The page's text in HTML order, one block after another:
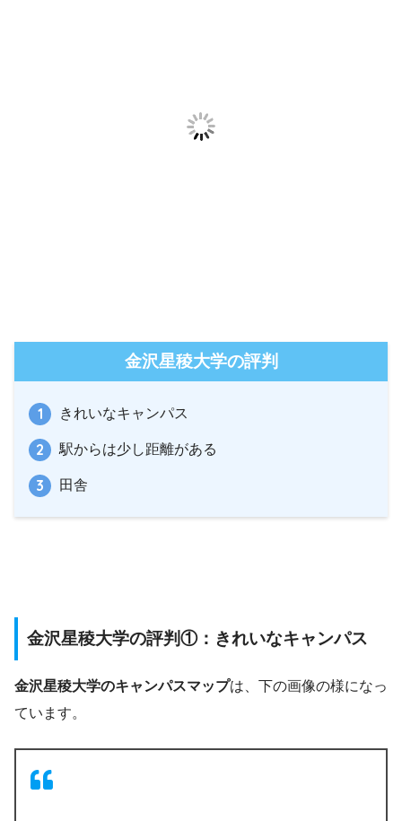
金沢星稜大学の評判
きれいなキャンパス
駅からは少し距離がある
田舎
金沢星稜大学の評判①：きれいなキャンパス
金沢星稜大学のキャンパスマップは、下の画像の様になっ
ています。